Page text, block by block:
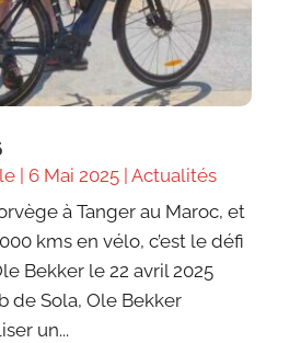
| 6 Mai 2025| Actualités
à Tanger au Maroc, et
kms en vélo, c’est le défi
Bekker le 22 avril 2025
de Sola, Ole Bekker
un...